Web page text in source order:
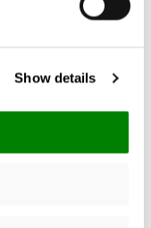
Show details